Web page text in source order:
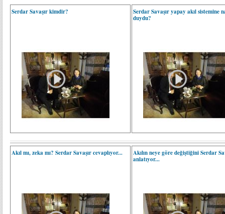
Serdar Savaşır kimdir?
Serdar Savaşır yapay akıl sistemine
duydu?
Akıl mı, zeka mı? Serdar Savaşır cevaplıyor...
Akılın neye göre değiştiğini Serdar
anlatıyor...